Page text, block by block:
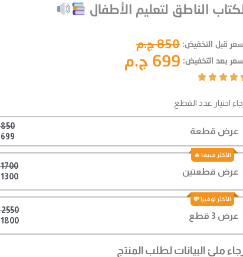
الناطق لتعليم الأطفال
قبل التخفيض: 850 ج.م
بعد التخفيض: 699 ج.م




اختيار عدد القطع
عرض قطعة
850 ج.م
699 ج.م
عرض قطعتين
1700 ج.م
1300 ج.م
عرض 3 قطع
2550 ج.م
1800 ج.م
ملئ البيانات لطلب المنتج